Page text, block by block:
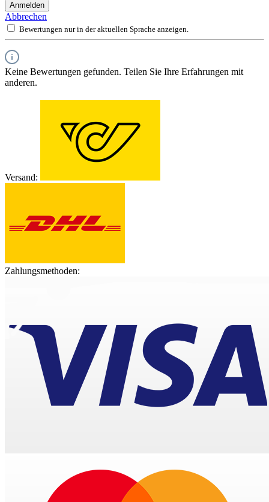
Anmelden
Abbrechen
Bewertungen nur in der aktuellen Sprache anzeigen.
Keine Bewertungen gefunden. Teilen Sie Ihre Erfahrungen mit
anderen.
Versand:
Zahlungsmethoden: